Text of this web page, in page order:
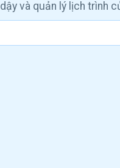
dậy và quản lý lịch trình